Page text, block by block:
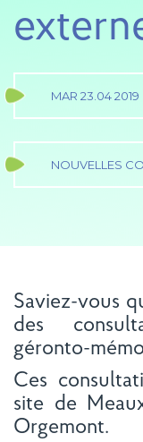
MAR 23.04 2019
NOUVELLES
Saviez-vous
des
géronto-
Ces
site de
Orgemont.